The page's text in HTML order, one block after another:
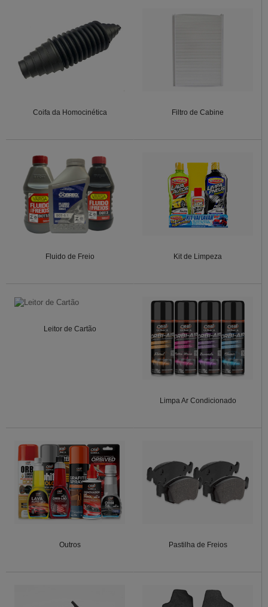
Coifa da Homocinética Filtro de Cabine
Fluido de Freio Kit de Limpeza
Leitor de Cartão
Limpa Ar Condicionado
Outros Pastilha de Freios